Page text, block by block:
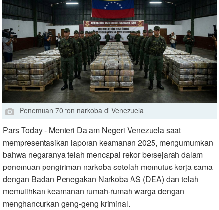
Penemuan 70 ton narkoba di Venezuela
Pars Today - Menteri Dalam Negeri Venezuela saat
mempresentasikan laporan keamanan 2025, mengumumkan
bahwa negaranya telah mencapai rekor bersejarah dalam
penemuan pengiriman narkoba setelah memutus kerja sama
dengan Badan Penegakan Narkoba AS (DEA) dan telah
memulihkan keamanan rumah-rumah warga dengan
menghancurkan geng-geng kriminal.